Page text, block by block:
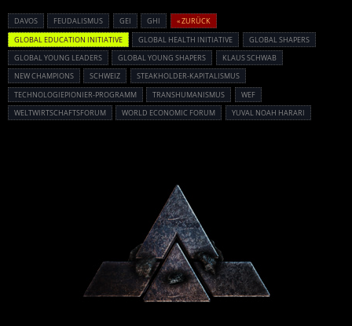
DAVOS FEUDALISMUS GEI GHI
« ZURÜCK
GLOBAL EDUCATION INITIATIVE
GLOBAL HEALTH INITIATIVE
GLOBAL SHAPERS
GLOBAL YOUNG LEADERS
GLOBAL YOUNG SHAPERS
KLAUS SCHWAB
NEW CHAMPIONS
SCHWEIZ
STEAKHOLDER-KAPITALISMUS
TECHNOLOGIEPIONIER-PROGRAMM
TRANSHUMANISMUS
WEF
WELTWIRTSCHAFTSFORUM
WORLD ECONOMIC FORUM YUVAL NOAH HARARI
Powered By :